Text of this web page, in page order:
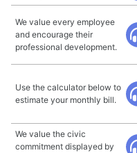
We value every employee
and encourage their
professional development.
Use the calculator below to
estimate your monthly bill.
We value the civic
commitment displayed by